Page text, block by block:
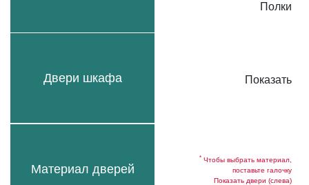
Двери шкафа
Материал дверей
Полки
Показать
* Чтобы выбрать материал,
поставьте галочку
Показать двери (слева)